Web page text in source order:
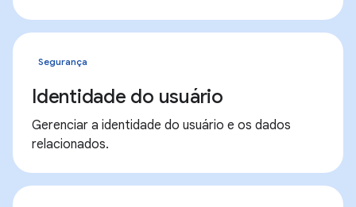
Segurança
Identidade do usuário
Gerenciar a identidade do usuário e os dados
relacionados.